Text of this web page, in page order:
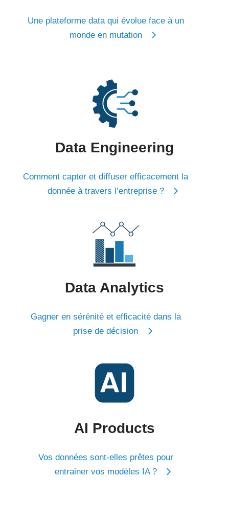
Une plateforme data qui évolue face à un
monde en mutation
Data Engineering
Comment capter et diffuser efficacement la
donnée à travers l’entreprise ?
Data Analytics
Gagner en sérénité et efficacité dans la
prise de décision
AI Products
Vos données sont-elles prêtes pour
entrainer vos modèles IA ?